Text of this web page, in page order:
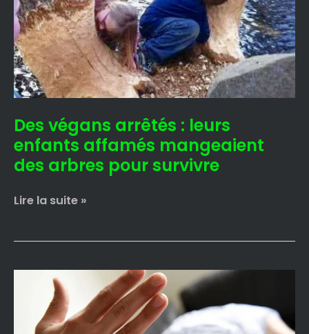
Des végans arrêtés : leurs
enfants affamés mangeaient
des arbres pour survivre
leurs
enfants
affamés
mangeaient
des
pour
survivre
Lire la suite »
placé